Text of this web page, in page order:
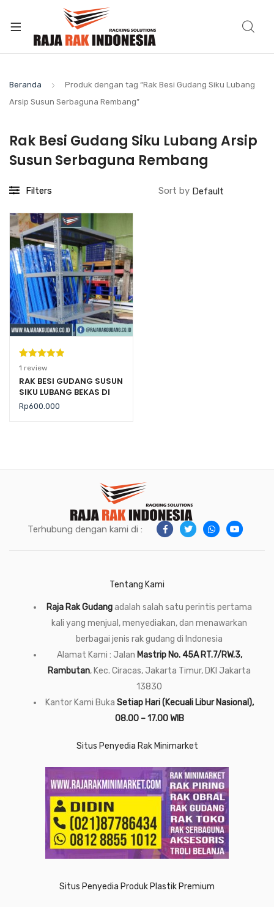
Beranda
Produk dengan tag “Rak Besi Gudang Siku Lubang
Arsip Susun Serbaguna Rembang”
Rak Besi Gudang Siku Lubang Arsip
Susun Serbaguna Rembang
Filters Sort by
Peringkat
5.00dari 5
berdasarka
n
1
penilaian
1 review
RAK BESI GUDANG SUSUN
SIKU LUBANG BEKAS DI
REKONDISI
Rp600.000
Terhubung dengan kami di :
Tentang Kami
Raja Rak Gudangadalah salah satu perintis pertama
kali yang menjual, menyediakan, dan menawarkan
berbagai jenis rak gudang di Indonesia
Alamat Kami : Jalan Mastrip No. 45A RT.7/RW.3,
Rambutan, Kec. Ciracas, Jakarta Timur, DKI Jakarta
13830
Kantor Kami Buka Setiap Hari (Kecuali Libur Nasional),
08.00 – 17.00 WIB
Situs Penyedia Rak Minimarket
Situs Penyedia Produk Plastik Premium